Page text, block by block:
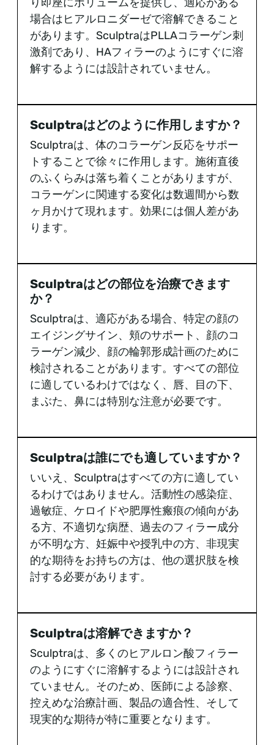
場合はヒアルロニダーゼで溶解できること
があります。SculptraはPLLAコラーゲン刺
激剤であり、HAフィラーのようにすぐに溶
解するようには設計されていません。
Sculptraはどのように作用しますか？
Sculptraは、体のコラーゲン反応をサポー
トすることで徐々に作用します。施術直後
のふくらみは落ち着くことがありますが、
コラーゲンに関連する変化は数週間から数
ヶ月かけて現れます。効果には個人差があ
ります。
Sculptraはどの部位を治療できます
か？
Sculptraは、適応がある場合、特定の顔の
エイジングサイン、頬のサポート、顔のコ
ラーゲン減少、顔の輪郭形成計画のために
検討されることがあります。すべての部位
に適しているわけではなく、唇、目の下、
まぶた、鼻には特別な注意が必要です。
Sculptraは誰にでも適していますか？
いいえ、Sculptraはすべての方に適してい
るわけではありません。活動性の感染症、
過敏症、ケロイドや肥厚性瘢痕の傾向があ
る方、不適切な病歴、過去のフィラー成分
が不明な方、妊娠中や授乳中の方、非現実
的な期待をお持ちの方は、他の選択肢を検
討する必要があります。
Sculptraは溶解できますか？
Sculptraは、多くのヒアルロン酸フィラー
のようにすぐに溶解するようには設計され
ていません。そのため、医師による診察、
控えめな治療計画、製品の適合性、そして
現実的な期待が特に重要となります。